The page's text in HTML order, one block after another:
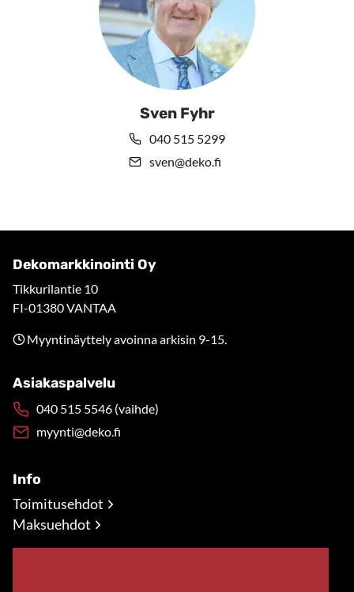
Sven Fyhr
040 515 5299
sven@deko.fi
Dekomarkkinointi Oy
Tikkurilantie 10
FI-01380 VANTAA
Myyntinäyttely avoinna arkisin 9-15.
Asiakaspalvelu
040 515 5546 (vaihde)
myynti@deko.fi
Info
Toimitusehdot
Maksuehdot